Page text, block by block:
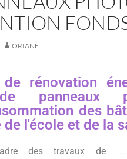
ORIANE
de rénovation
panneaux
des
de l'école et de la
des travaux de